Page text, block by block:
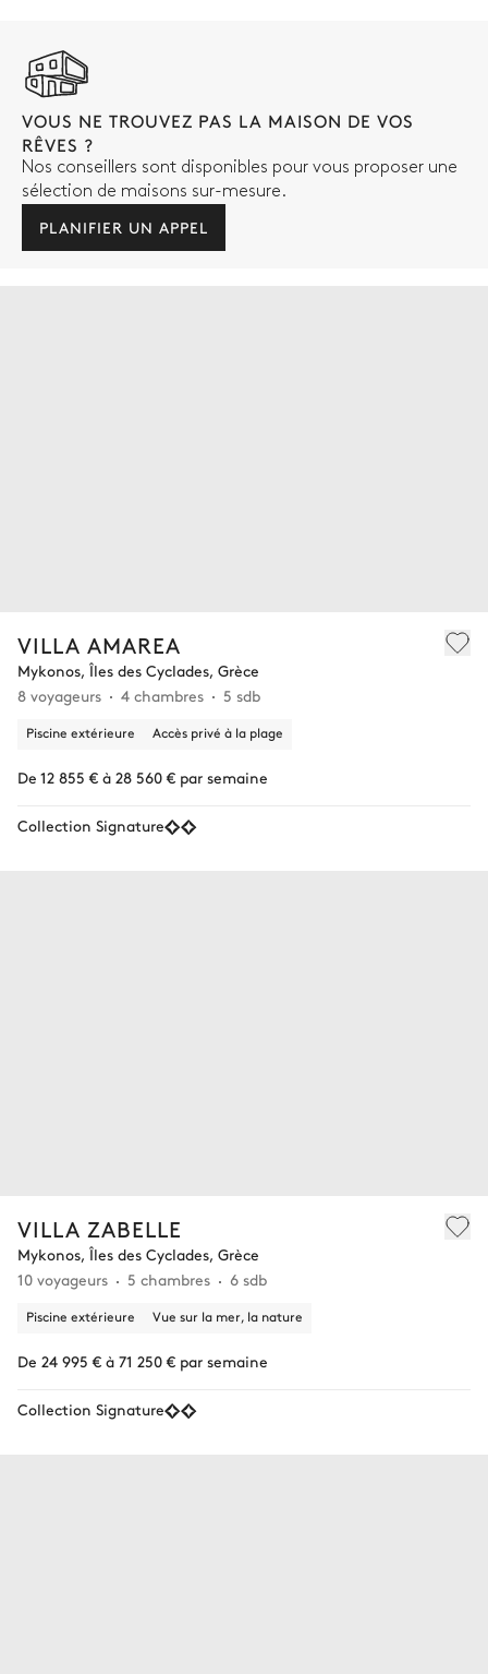
VOUS NE TROUVEZ PAS LA MAISON DE VOS
RÊVES ?
Nos conseillers sont disponibles pour vous proposer une
sélection de maisons sur-mesure.
PLANIFIER UN APPEL
VILLA AMAREA
Mykonos, Îles des Cyclades, Grèce
8 voyageurs
4 chambres 5 sdb
Piscine extérieure Accès privé à la plage
De 12 855 € à 28 560 € par semaine
Collection Signature
VILLA ZABELLE
Mykonos, Îles des Cyclades, Grèce
10 voyageurs
5 chambres 6 sdb
Piscine extérieure Vue sur la mer, la nature
De 24 995 € à 71 250 € par semaine
Collection Signature